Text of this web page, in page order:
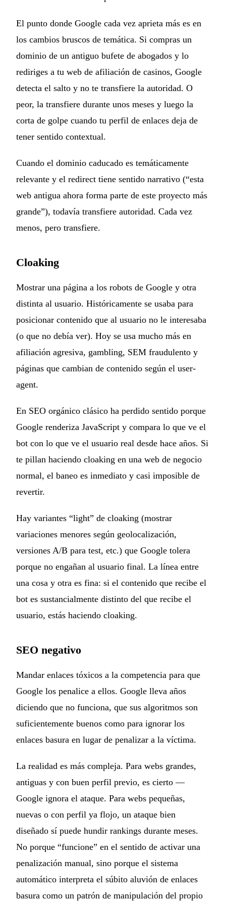
El punto donde Google cada vez aprieta más es en
los cambios bruscos de temática. Si compras un
dominio de un antiguo bufete de abogados y lo
rediriges a tu web de afiliación de casinos, Google
detecta el salto y no te transfiere la autoridad. O
peor, la transfiere durante unos meses y luego la
corta de golpe cuando tu perfil de enlaces deja de
tener sentido contextual.
Cuando el dominio caducado es temáticamente
relevante y el redirect tiene sentido narrativo (“esta
web antigua ahora forma parte de este proyecto más
grande”), todavía transfiere autoridad. Cada vez
menos, pero transfiere.
Cloaking
Mostrar una página a los robots de Google y otra
distinta al usuario. Históricamente se usaba para
posicionar contenido que al usuario no le interesaba
(o que no debía ver). Hoy se usa mucho más en
afiliación agresiva, gambling, SEM fraudulento y
páginas que cambian de contenido según el user-
agent.
En SEO orgánico clásico ha perdido sentido porque
Google renderiza JavaScript y compara lo que ve el
bot con lo que ve el usuario real desde hace años. Si
te pillan haciendo cloaking en una web de negocio
normal, el baneo es inmediato y casi imposible de
revertir.
Hay variantes “light” de cloaking (mostrar
variaciones menores según geolocalización,
versiones A/B para test, etc.) que Google tolera
porque no engañan al usuario final. La línea entre
una cosa y otra es fina: si el contenido que recibe el
bot es sustancialmente distinto del que recibe el
usuario, estás haciendo cloaking.
SEO negativo
Mandar enlaces tóxicos a la competencia para que
Google los penalice a ellos. Google lleva años
diciendo que no funciona, que sus algoritmos son
suficientemente buenos como para ignorar los
enlaces basura en lugar de penalizar a la víctima.
La realidad es más compleja. Para webs grandes,
antiguas y con buen perfil previo, es cierto —
Google ignora el ataque. Para webs pequeñas,
nuevas o con perfil ya flojo, un ataque bien
diseñado sí puede hundir rankings durante meses.
No porque “funcione” en el sentido de activar una
penalización manual, sino porque el sistema
automático interpreta el súbito aluvión de enlaces
basura como un patrón de manipulación del propio